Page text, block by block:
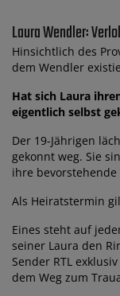
Laura Wendler:
Hinsichtlich des
dem Wendler
Hat sich Laura
eigentlich selbst
Der 19-Jährigen
gekonnt weg. Sie
ihre
Als Heiratstermin
Eines steht auf
seiner Laura den
Sender RTL
dem Weg zum